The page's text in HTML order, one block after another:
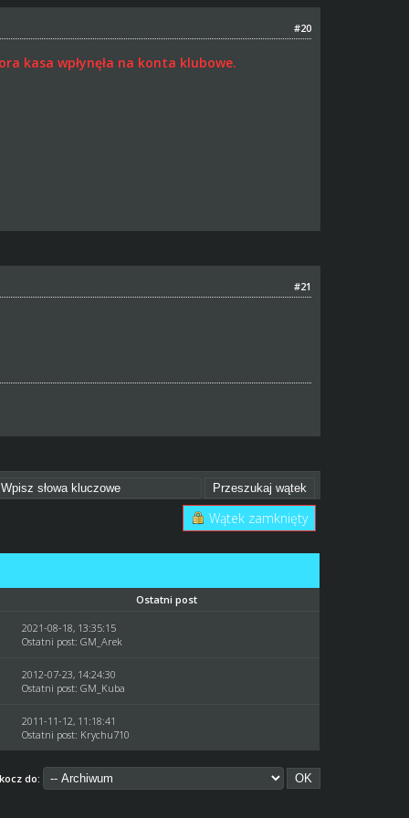
#20
kasa wpłynęła na konta klubowe.
#21
Wątek zamknięty
Ostatni post
2021-08-18, 13:35:15
Ostatni post:GM_Arek
2012-07-23, 14:24:30
Ostatni post:GM_Kuba
2011-11-12, 11:18:41
Ostatni post: Krychu710
do: